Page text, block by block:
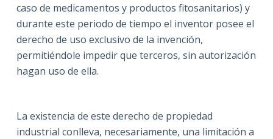
caso de medicamentos y productos fitosanitarios) y
durante este periodo de tiempo el inventor posee el
derecho de uso exclusivo de la invención,
permitiéndole impedir que terceros, sin autorización
hagan uso de ella.
La existencia de este derecho de propiedad
industrial conlleva, necesariamente, una limitación a